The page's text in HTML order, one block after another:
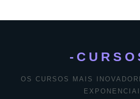
-
OS CURSOS MAIS